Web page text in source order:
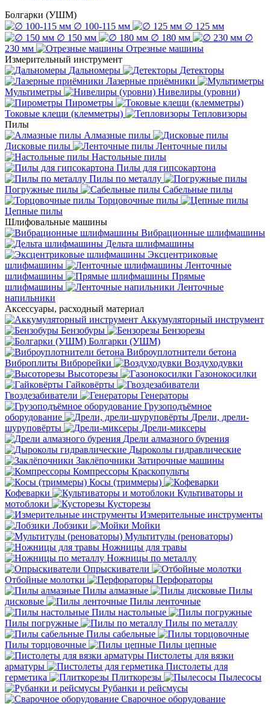
Болгарки (УШМ)
∅ 100-115 мм
∅ 125 мм
∅ 150 мм
∅ 180 мм
∅
230 мм
Отрезные машины
Измерительный инструмент
Дальномеры
Детекторы
Лазерные приёмники
Мультиметры
Нивелиры (уровни)
Пирометры
Токовые клещи (клемметры)
Тепловизоры
Пилы
Алмазные пилы
Дисковые пилы
Ленточные пилы
Настольные пилы
Пилы для гипсокартона
Пилы по металлу
Погружные пилы
Сабельные пилы
Торцовочные пилы
Цепные пилы
Шлифовальные машины
Вибрационные шлифмашины
Дельта шлифмашины
Эксцентриковые
шлифмашины
Ленточные
шлифмашины
Прямые
шлифмашины
Ленточные
напильники
Аксессуары, расходный материал
Аккумуляторный инструмент
Бензобуры
Бензорезы
Болгарки (УШМ)
Виброуплотнители бетона
Виброплиты Виброрейки
Воздуходувки
Высоторезы
Газонокосилки
Гайковёрты
Гвоздезабиватели
Генераторы
Грузоподъёмное
оборудование
Дрели, дрели-
шуруповёрты
Дрели-миксеры
Дрели алмазного бурения
Дыроколы гидравлические
Заклёпочники Затирочные машины
Компрессоры Краскопульты
Косы (триммеры)
Кофеварки
Культиваторы и
мотоблоки
Кусторезы
Измерительные инструменты
Лобзики
Мойки
Мультитулы (реноваторы)
Ножницы для травы
Ножницы по металлу
Опрыскиватели
Отбойные молотки
Перфораторы
Пилы алмазные
Пилы
дисковые
Пилы ленточные
Пилы настольные
Пилы погружные
Пилы по металлу
Пилы сабельные
Пилы торцовочные
Пилы цепные
Пистолеты для вязки
арматуры
Пистолеты для
герметика
Плиткорезы
Пылесосы
Рубанки и рейсмусы
Сварочное оборудование